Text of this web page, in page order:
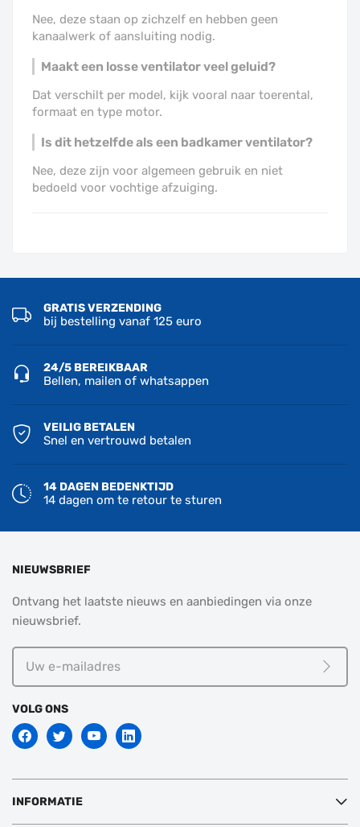
Nee, deze staan op zichzelf en hebben geen
kanaalwerk of aansluiting nodig.
Maakt een losse ventilator veel geluid?
Dat verschilt per model, kijk vooral naar toerental,
formaat en type motor.
Is dit hetzelfde als een badkamer ventilator?
Nee, deze zijn voor algemeen gebruik en niet
bedoeld voor vochtige afzuiging.
GRATIS VERZENDING
bij bestelling vanaf 125 euro
24/5 BEREIKBAAR
Bellen, mailen of whatsappen
VEILIG BETALEN
Snel en vertrouwd betalen
14 DAGEN BEDENKTIJD
14 dagen om te retour te sturen
NIEUWSBRIEF
Ontvang het laatste nieuws en aanbiedingen via onze
nieuwsbrief.
Meld
VOLG ONS
INFORMATIE